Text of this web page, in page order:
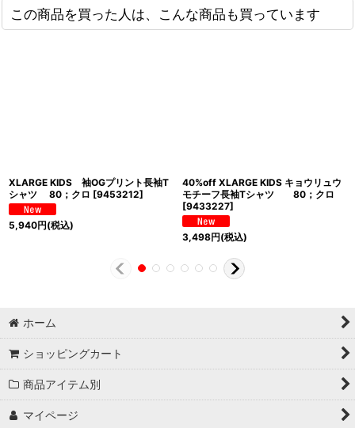
この商品を買った人は、こんな商品も買っています
XLARGE KIDS 袖OGプリント長袖T
シャツ 80；クロ [9453212]
5,940円(税込)
40%off XLARGE KIDS キョウリュウ
モチーフ長袖Tシャツ 80；クロ
[9433227]
3,498円(税込)
ホーム
ショッピングカート
商品アイテム別
マイページ